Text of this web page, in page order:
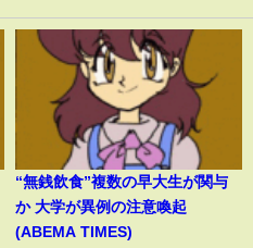
“無銭飲食”複数の早大生が関与
か 大学が異例の注意喚起
(ABEMA TIMES)